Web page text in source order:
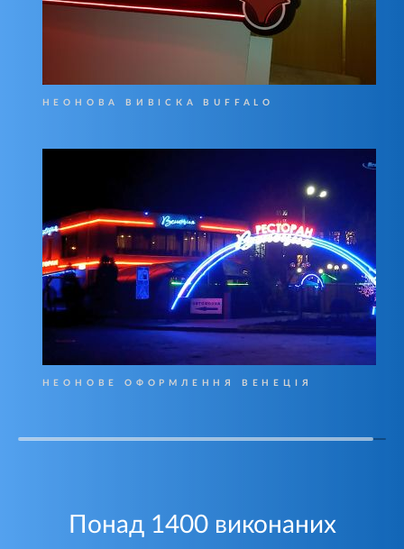
НЕОНОВА ВИВІСКА BUFFALO
НЕОНОВЕ ОФОРМЛЕННЯ ВЕНЕЦІЯ
Понад 1400 виконаних